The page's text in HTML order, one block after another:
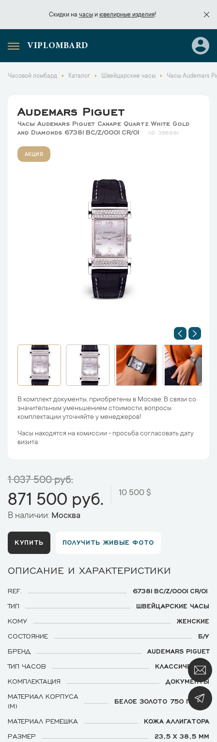
Скидки на часыи ювелирные изделия!
Скидки начасы
VIPLOMBARD
Часовой ломбард Каталог Швейцарские часы Часы Audemars
Audemars Piguet
Часы Audemars Piguet Canape Quartz White Gold
and Diamonds 67381BC/Z/0001CR/01
35689
АКЦИЯ
В комплект документы, приобретены в Москве. В связи со
значительным уменьшением стоимости, вопросы
комплектации уточняйте у менеджеров!
Часы находятся на комиссии - просьба согласовать дату
визита.
1 037 500 руб.
871 500 руб. 10 500 $
В наличии: Москва
КУПИТЬ ПОЛУЧИТЬ ЖИВЫЕ ФОТО
ОПИСАНИЕ И ХАРАКТЕРИСТИКИ
REF.
67381BC/Z/0001CR/01
ТИП
ШВЕЙЦАРСКИЕ ЧАСЫ
КОМУ
ЖЕНСКИЕ
СОСТОЯНИЕ
Б/У
БРЕНД
AUDEMARS PIGUET
ТИП ЧАСОВ
КЛАССИЧЕСКИЕ
КОМПЛЕКТАЦИЯ
ДОКУМЕНТЫ
МАТЕРИАЛ КОРПУСА
(М)
БЕЛОЕ ЗОЛОТО 750 ПРОБЫ
МАТЕРИАЛ РЕМЕШКА
КОЖА АЛЛИГАТОРА
РАЗМЕР
23,5 Х 38,5 ММ